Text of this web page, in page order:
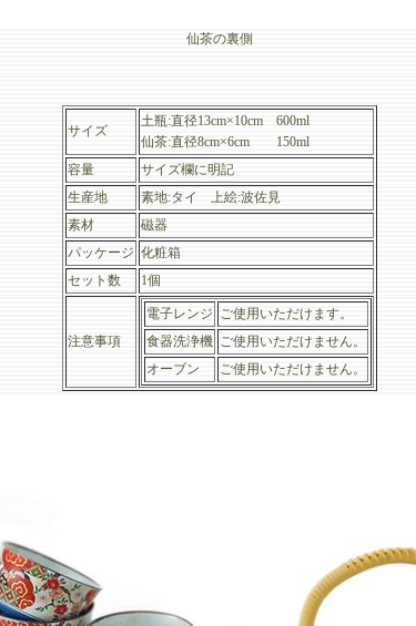
仙茶の裏側
サイズ
土瓶:直径13cm×10cm 600ml
仙茶:直径8cm×6cm 150ml
容量
サイズ欄に明記
生産地
素地:タイ 上絵:波佐見
素材
磁器
パッケージ 化粧箱
セット数
1個
注意事項
電子レンジ ご使用いただけます。
食器洗浄機 ご使用いただけません。
オーブン
ご使用いただけません。